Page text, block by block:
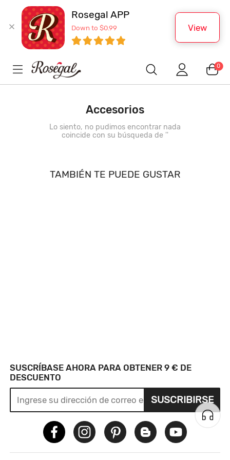
Rosegal APP
Down to $0.99 View
0
Accesorios
Lo siento, no pudimos encontrar nada
coincide con su búsqueda de ''
TAMBIÉN TE PUEDE GUSTAR
SUSCRÍBASE AHORA PARA OBTENER 9 € DE
DESCUENTO
SUSCRIBIRSE